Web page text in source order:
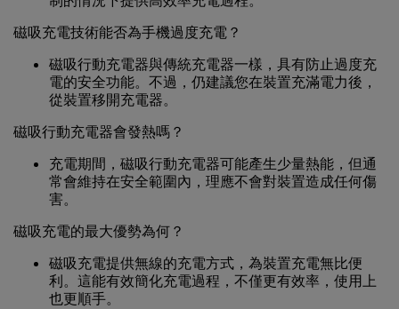
磁吸充電技術能否為手機過度充電？
磁吸行動充電器與傳統充電器一樣，具有防止過度充
電的安全功能。不過，仍建議您在裝置充滿電力後，
從裝置移開充電器。
磁吸行動充電器會發熱嗎？
充電期間，磁吸行動充電器可能產生少量熱能，但通
常會維持在安全範圍內，理應不會對裝置造成任何傷
害。
磁吸充電的最大優勢為何？
磁吸充電提供無線的充電方式，為裝置充電無比便
利。這能有效簡化充電過程，不僅更有效率，使用上
也更順手。